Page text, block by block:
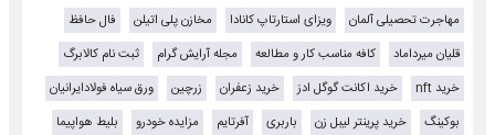
مهاجرت تحصیلی آلمان
ویزای استارتاپ کانادا مخازن پلی اتیلن
فال حافظ
قلیان میرداماد
کافه مناسب کار و مطالعه مجله آرایش گرام
ثبت نام کالابرگ
خرید nft
خرید اکانت گوگل ادز خرید زعفران زرچین
ورق سیاه فولادایرانیان
بوکینگ
خرید پرینتر لیبل زن باربری آفرتایم مزایده خودرو
بلیط هواپیما